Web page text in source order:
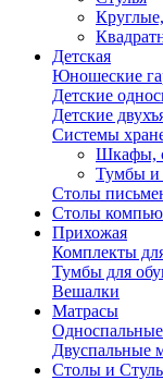
Детская
Юношеские
Детские
Детские
Системы
Шкафы,
Тумбы и
Столы
Столы
Прихожая
Комплекты
Тумбы для
Вешалки
Матрасы
Двуспальные
Столы и